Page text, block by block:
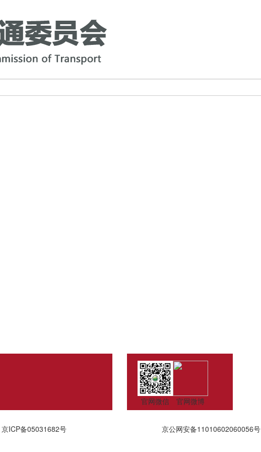
官网微信 官网微博
京ICP备05031682号 京公网安备11010602060056号